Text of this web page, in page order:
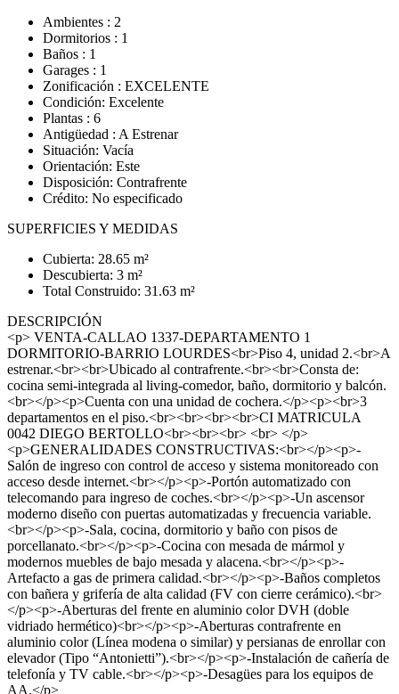
Ambientes : 2
Dormitorios : 1
Baños : 1
Garages : 1
Zonificación : EXCELENTE
Condición: Excelente
Plantas : 6
Antigüedad : A Estrenar
Situación: Vacía
Orientación: Este
Disposición: Contrafrente
Crédito: No especificado
SUPERFICIES Y MEDIDAS
Cubierta: 28.65 m²
Descubierta: 3 m²
Total Construido: 31.63 m²
DESCRIPCIÓN
<p> VENTA-CALLAO 1337-DEPARTAMENTO 1
DORMITORIO-BARRIO LOURDES<br>Piso 4, unidad 2.<br>A
estrenar.<br><br>Ubicado al contrafrente.<br><br>Consta de:
cocina semi-integrada al living-comedor, baño, dormitorio y balcón.
<br></p><p>Cuenta con una unidad de cochera.</p><p><br>3
departamentos en el piso.<br><br><br><br>CI MATRICULA
0042 DIEGO BERTOLLO<br><br><br> <br> </p>
<p>GENERALIDADES CONSTRUCTIVAS:<br></p><p>-
Salón de ingreso con control de acceso y sistema monitoreado con
acceso desde internet.<br></p><p>-Portón automatizado con
telecomando para ingreso de coches.<br></p><p>-Un ascensor
moderno diseño con puertas automatizadas y frecuencia variable.
<br></p><p>-Sala, cocina, dormitorio y baño con pisos de
porcellanato.<br></p><p>-Cocina con mesada de mármol y
modernos muebles de bajo mesada y alacena.<br></p><p>-
Artefacto a gas de primera calidad.<br></p><p>-Baños completos
con bañera y grifería de alta calidad (FV con cierre cerámico).<br>
</p><p>-Aberturas del frente en aluminio color DVH (doble
vidriado hermético)<br></p><p>-Aberturas contrafrente en
aluminio color (Línea modena o similar) y persianas de enrollar con
elevador (Tipo “Antonietti”).<br></p><p>-Instalación de cañería de
telefonía y TV cable.<br></p><p>-Desagües para los equipos de
AA.</p>